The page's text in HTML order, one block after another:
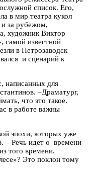
список. Его,
в мир театра кукол
и за рубежом,
художник Виктор
самой известной
в Петрозаводск
и сценарий к
написанных для
–Драматург,
что это такое.
в работе важны
эпохи, которых уже
– Речь идет о времени
того времени.
Это поклон тому